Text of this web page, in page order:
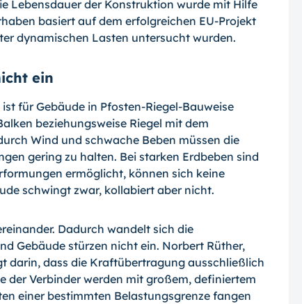
Lebensdauer der Konstruktion wurde mit Hilfe
basiert auf dem erfolgreichen EU-Projekt
dynamischen Lasten untersucht wurden.
ein
für Gebäude in Pfosten-Riegel-Bauweise
beziehungsweise Riegel mit dem
Wind und schwache Beben müssen die
gering zu halten. Bei starken Erdbeben sind
ermöglicht, können sich keine
schwingt zwar, kollabiert aber nicht.
Dadurch wandelt sich die
Gebäude stürzen nicht ein. Norbert Rüther,
darin, dass die Kraftübertragung ausschließlich
der Verbinder werden mit großem, definiertem
einer bestimmten Belastungsgrenze fangen